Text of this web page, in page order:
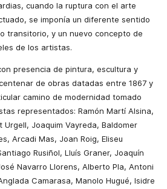
cuando la ruptura con el arte
se imponía un diferente sentido
transitorio, y un nuevo concepto de
de los artistas.
presencia de pintura, escultura y
de obras datadas entre 1867 y
camino de modernidad tomado
representados: Ramón Martí Alsina,
Urgell, Joaquim Vayreda, Baldomer
Arcadi Mas, Joan Roig, Eliseu
Rusiñol, Lluís Graner, Joaquín
Navarro Llorens, Alberto Pla, Antoni
Camarasa, Manolo Hugué, Isidre